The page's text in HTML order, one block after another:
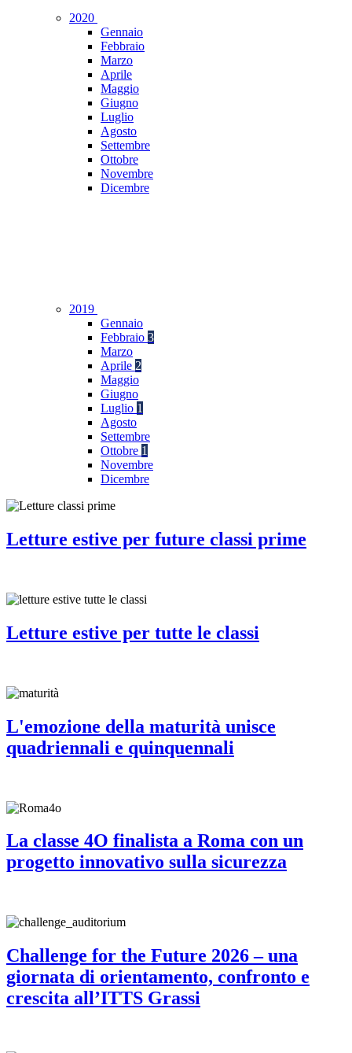
2020
Gennaio
Febbraio
Marzo
Aprile
Maggio
Giugno
Luglio
Agosto
Settembre
Ottobre
Novembre
Dicembre
2019
Gennaio
Febbraio 3
Marzo
Aprile 2
Maggio
Giugno
Luglio 1
Agosto
Settembre
Ottobre 1
Novembre
Dicembre
Letture estive per future classi prime
Letture estive per tutte le classi
L'emozione della maturità unisce
quadriennali e quinquennali
La classe 4O finalista a Roma con un
progetto innovativo sulla sicurezza
Challenge for the Future 2026 – una
giornata di orientamento, confronto e
crescita all’ITTS Grassi